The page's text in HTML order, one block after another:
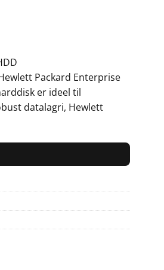
Packard Enterprise
er ideel til
datalagri, Hewlett